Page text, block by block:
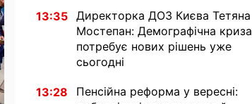
13:35 Директорка ДОЗ Києва Тетяна
Мостепан: Демографічна криза
потребує нових рішень уже
сьогодні
13:28
Пенсійна реформа у вересні: